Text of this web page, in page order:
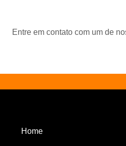
Entre em contato com um de
Home